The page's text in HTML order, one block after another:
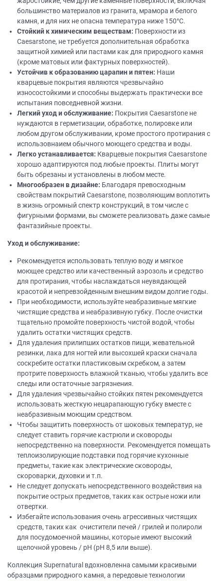
большинство материалов из гранита, мрамора и белого
камня, и для них не опасна температура ниже 150°C.
Стойкий к химическим веществам: Поверхности из
Caesarstone, не требуется дополнительная обработка
защитной химией или пастами как для природного камня
(кроме матовых или фактурных поверхностей).
Устойчив к образованию царапин и пятен: Наши
кварцевые покрытия являются чрезвычайно
износостойкими и способны выдержать практически все
испытания повседневной жизни.
Легкий уход и обслуживание: Покрытия Caesarstone не
нуждаются в герметизации, обработке, полировке или
любом другом обслуживании, кроме простого протирания с
использовнаием обычного моющего средства и воды.
Легко устанавливается: Кварцевые покрытия Caesarstone
хорошо адаптируются под любые проекты. Плиты могут
быть обрезаны и установлены в любом месте.
Многообразен вдизайне: Благодаря превосходным
свойствам покрытий Caesarstone, позволяющим воплотить
в жизнь огромный спектр конструкций, в том числе с
фигурными формами, вы сможете реализовать даже самые
фантазийные проекты.
Уход и обслуживание:
Рекомендуется использовать теплую воду и мягкое
моющее средство или качественный аэрозоль и средство
для протирания, чтобы наслаждаться неувядающей
красотой и непревзойденным внешним видом долгие годы.
При необходимости, используйте неабразивные мягкие
чистящие средства и неабразивную губку. После очистки
тщательно промойте поверхность чистой водой, чтобы
удалить остатки чистящих средств.
Для удаления прилипших остатков пищи, жевательной
резинки, лака для ногтей или высохшей краски сначала
соскребите остатки пластиковым скребком, а затем
протрите поверхность влажной тканью, чтобы удалить все
следы или остаточные загрязнения.
Для удаления чрезвычайно стойких пятен рекомендуется
использовать жесткую нецарапающую губку вместе с
неабразивным моющим средством.
Чтобы защитить поверхность от шоковых температур, не
следует ставить горячие кастрюли и сковороды
непосредственно на поверхности. Рекомендуется помещать
теплоизолирующие подставки под горячие кухонные
предметы, такие как электрические сковороды,
скороварки, духовки и т.п.
Не следует допускать непосредственного воздействия на
покрытие острых предметов, таких как острые ножи или
отвертки.
Избегайте использования очень агрессивных чистящих
средств, таких как очистители печей / грилей и полироли
для посудомоечной машины, которые имеют высокий
щелочной уровень / рН (рН 8,5 или выше).
Коллекция Supernatural вдохновленна самыми красивыми
образцами природного камня, а передовые технологии